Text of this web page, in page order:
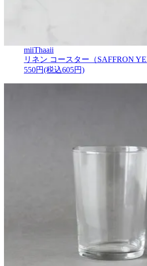
miiThaaii
リネン コースター（SAFFRON
550円(税込605円)